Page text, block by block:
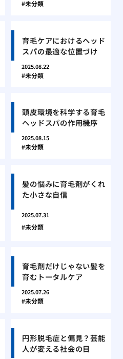
未分類
育毛ケアにおけるヘッド
スパの最適な位置づけ
2025.08.22
未分類
頭皮環境を科学する育毛
ヘッドスパの作用機序
2025.08.15
未分類
髪の悩みに育毛剤がくれ
た小さな自信
2025.07.31
未分類
育毛剤だけじゃない髪を
育むトータルケア
2025.07.26
未分類
円形脱毛症と偏見？芸能
人が変える社会の目